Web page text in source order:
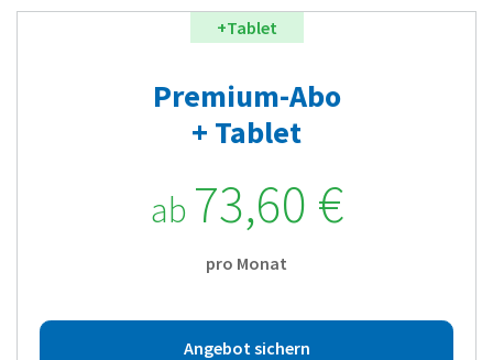
+Tablet
Premium-Abo
+ Tablet
ab 73,60 €
pro Monat
Angebot sichern